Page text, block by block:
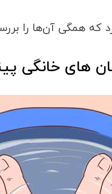
که همگی آن‌ها را
های خانگی